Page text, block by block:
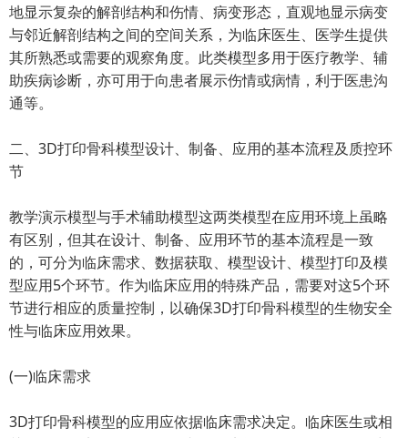
地显示复杂的解剖结构和伤情、病变形态，直观地显示病变
与邻近解剖结构之间的空间关系，为临床医生、医学生提供
其所熟悉或需要的观察角度。此类模型多用于医疗教学、辅
助疾病诊断，亦可用于向患者展示伤情或病情，利于医患沟
通等。
二、3D打印骨科模型设计、制备、应用的基本流程及质控环
节
教学演示模型与手术辅助模型这两类模型在应用环境上虽略
有区别，但其在设计、制备、应用环节的基本流程是一致
的，可分为临床需求、数据获取、模型设计、模型打印及模
型应用5个环节。作为临床应用的特殊产品，需要对这5个环
节进行相应的质量控制，以确保3D打印骨科模型的生物安全
性与临床应用效果。
(一)临床需求
3D打印骨科模型的应用应依据临床需求决定。临床医生或相